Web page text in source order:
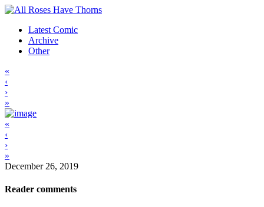
Latest Comic
Archive
Other
«
‹
›
»
«
‹
›
»
December 26, 2019
Reader comments